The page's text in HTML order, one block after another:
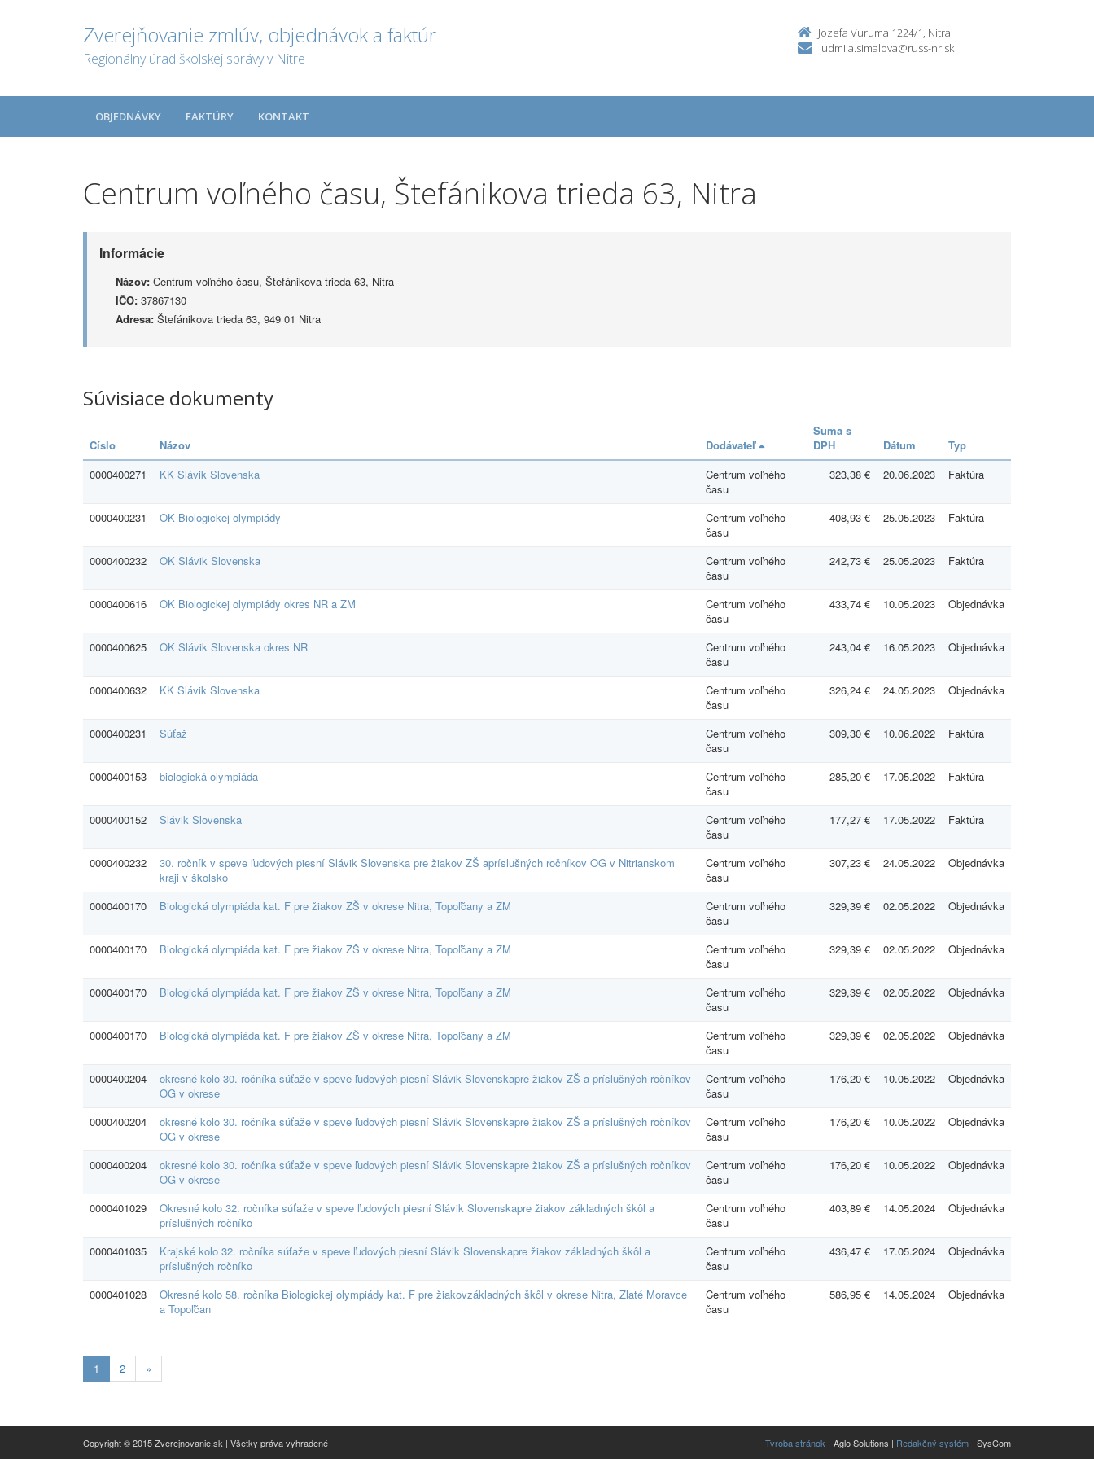
Zverejňovanie zmlúv, objednávok a faktúr
Regionálny úrad školskej správy v Nitre
Jozefa Vuruma 1224/1, Nitra
ludmila.simalova@russ-nr.sk
OBJEDNÁVKY FAKTÚRY KONTAKT
Centrum voľného času, Štefánikova trieda 63, Nitra
Informácie
Názov: Centrum voľného času, Štefánikova trieda 63, Nitra
IČO: 37867130
Adresa: Štefánikova trieda 63, 949 01 Nitra
Súvisiace dokumenty
Číslo Názov Dodávateľ
Suma s
DPH
Dátum
Typ
0000400271
KK Slávik Slovenska
Centrum voľného
času
323,38 € 20.06.2023 Faktúra
0000400231 OK Biologickej olympiády
Centrum voľného
času
408,93 € 25.05.2023 Faktúra
0000400232 OK Slávik Slovenska
Centrum voľného
času
242,73 € 25.05.2023 Faktúra
0000400616 OK Biologickej olympiády okres NR a ZM
Centrum voľného
času
433,74 € 10.05.2023 Objednávka
0000400625 OK Slávik Slovenska okres NR
Centrum voľného
času
243,04 € 16.05.2023 Objednávka
0000400632 KK Slávik Slovenska
Centrum voľného
času
326,24 € 24.05.2023 Objednávka
0000400231 Súťaž
Centrum voľného
času
309,30 € 10.06.2022 Faktúra
0000400153 biologická olympiáda
Centrum voľného
času
285,20 € 17.05.2022 Faktúra
0000400152 Slávik Slovenska
Centrum voľného
času
177,27 € 17.05.2022 Faktúra
0000400232
30. ročník v speve ľudových piesní Slávik Slovenska pre žiakov ZŠ apríslušných ročníkov OG v Nitrianskom
kraji v školsko
Centrum voľného
času
307,23 € 24.05.2022 Objednávka
0000400170 Biologická olympiáda kat. F pre žiakov ZŠ v okrese Nitra, Topoľčany a ZM
Centrum voľného
času
329,39 € 02.05.2022 Objednávka
0000400170 Biologická olympiáda kat. F pre žiakov ZŠ v okrese Nitra, Topoľčany a ZM
Centrum voľného
času
329,39 € 02.05.2022 Objednávka
0000400170 Biologická olympiáda kat. F pre žiakov ZŠ v okrese Nitra, Topoľčany a ZM
Centrum voľného
času
329,39 € 02.05.2022 Objednávka
0000400170 Biologická olympiáda kat. F pre žiakov ZŠ v okrese Nitra, Topoľčany a ZM
Centrum voľného
času
329,39 € 02.05.2022 Objednávka
0000400204
okresné kolo 30. ročníka súťaže v speve ľudových piesní Slávik Slovenskapre žiakov ZŠ a príslušných ročníkov
OG v okrese
Centrum voľného
času
176,20 € 10.05.2022 Objednávka
0000400204
okresné kolo 30. ročníka súťaže v speve ľudových piesní Slávik Slovenskapre žiakov ZŠ a príslušných ročníkov
OG v okrese
Centrum voľného
času
176,20 € 10.05.2022 Objednávka
0000400204
okresné kolo 30. ročníka súťaže v speve ľudových piesní Slávik Slovenskapre žiakov ZŠ a príslušných ročníkov
OG v okrese
Centrum voľného
času
176,20 € 10.05.2022 Objednávka
0000401029
Okresné kolo 32. ročníka súťaže v speve ľudových piesní Slávik Slovenskapre žiakov základných škôl a
príslušných ročníko
Centrum voľného
času
403,89 € 14.05.2024 Objednávka
0000401035
Krajské kolo 32. ročníka súťaže v speve ľudových piesní Slávik Slovenskapre žiakov základných škôl a
príslušných ročníko
Centrum voľného
času
436,47 € 17.05.2024 Objednávka
0000401028
Okresné kolo 58. ročníka Biologickej olympiády kat. F pre žiakovzákladných škôl v okrese Nitra, Zlaté Moravce
a Topoľčan
Centrum voľného
času
586,95 € 14.05.2024 Objednávka
1 Aktualna-
stranka
2 »
Copyright © 2015 Zverejnovanie.sk | Všetky práva vyhradené Tvroba stránok - Aglo Solutions | Redakčný systém- SysCom